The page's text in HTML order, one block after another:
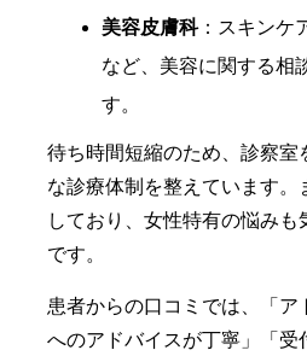
美容皮膚科：スキンケ
など、美容に関する相
す。
待ち時間短縮のため、診察室
な診療体制を整えています。
しており、女性特有の悩み
です。
患者からの口コミでは、「ア
へのアドバイスが丁寧」「受